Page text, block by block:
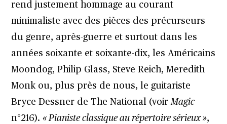
rend justement hommage au courant
minimaliste avec des pièces des précurseurs
du genre, après-guerre et surtout dans les
années soixante et soixante-dix, les Américains
Moondog, Philip Glass, Steve Reich, Meredith
Monk ou, plus près de nous, le guitariste
Bryce Dessner de The National (voirMagic
n°216). « Pianiste classique au répertoire sérieux »,